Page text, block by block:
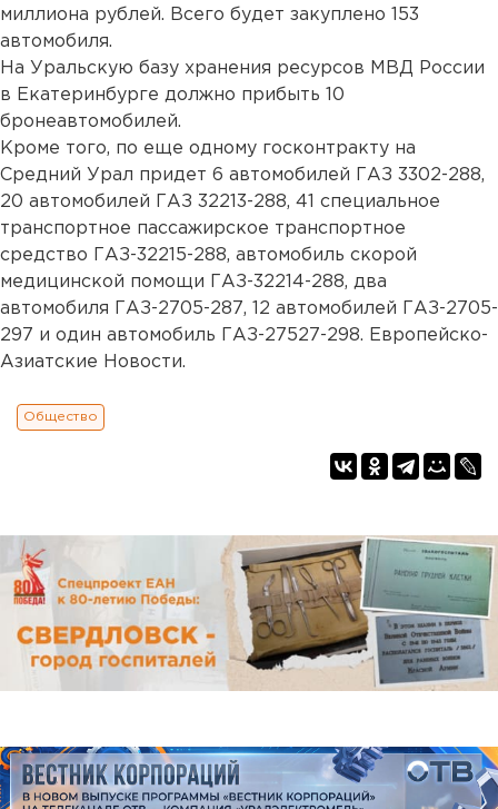
миллиона рублей. Всего будет закуплено 153
автомобиля.
На Уральскую базу хранения ресурсов МВД России
в Екатеринбурге должно прибыть 10
бронеавтомобилей.
Кроме того, по еще одному госконтракту на
Средний Урал придет 6 автомобилей ГАЗ 3302-288,
20 автомобилей ГАЗ 32213-288, 41 специальное
транспортное пассажирское транспортное
средство ГАЗ-32215-288, автомобиль скорой
медицинской помощи ГАЗ-32214-288, два
автомобиля ГАЗ-2705-287, 12 автомобилей ГАЗ-2705-
297 и один автомобиль ГАЗ-27527-298. Европейско-
Азиатские Новости.
Общество